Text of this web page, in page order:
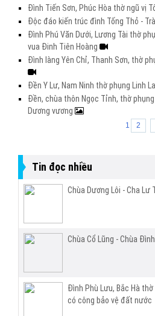
Đình Tiến Sơn, Phúc Hòa thờ ngũ vị
Độc đáo kiến trúc đình Tống Thỏ -
Đình Phú Văn Dưới, Lương Tài thờ
vua Đinh Tiên Hoàng
Đình làng Yên Chỉ, Thanh Sơn, thờ
Đền Y Lư, Nam Ninh thờ phụng Linh
Đền, chùa thôn Ngọc Tỉnh, thờ
Dương vương
1 2
Tin đọc nhiều
Chùa Dương Lôi - Cha Lư
Chùa Cổ Lũng - Chùa
Đình Phù Lưu, Bắc Hà
có công bảo vệ đất nước